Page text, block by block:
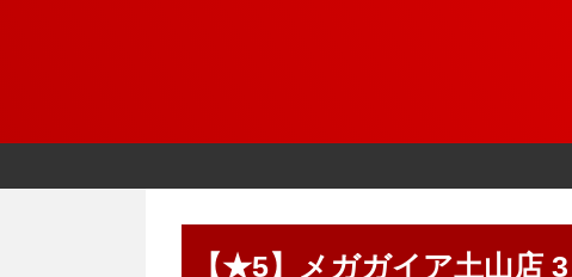
【★5】メガガイア土山店